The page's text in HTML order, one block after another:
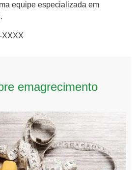
equipe especializada em
XXXX
emagrecimento